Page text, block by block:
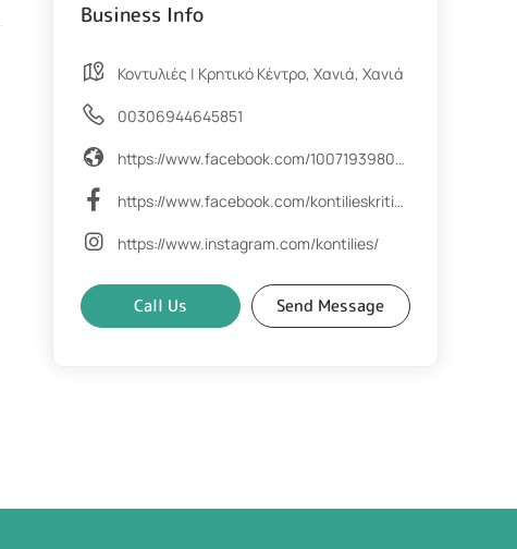
Business Info
Κοντυλιές | Κρητικό Κέντρο, Χανιά, Χανιά
00306944645851
https://www.facebook.com/100719398021529
https://www.facebook.com/kontilieskritikokentro
https://www.instagram.com/kontilies/
Call Us Send Message